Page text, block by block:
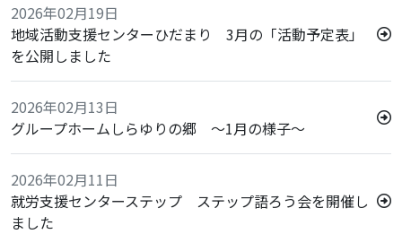
2026年02月19日
地域活動支援センターひだまり 3月の「活動予定表」
を公開しました
2026年02月13日
グループホームしらゆりの郷 ～1月の様子～
2026年02月11日
就労支援センターステップ ステップ語ろう会を開催し
ました